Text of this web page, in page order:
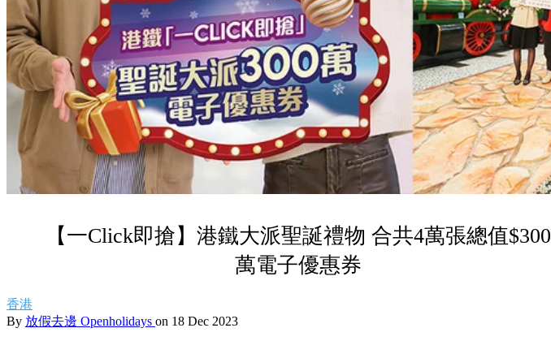
【一Click即搶】港鐵大派聖誕禮物 合共4萬張總值$300
萬電子優惠券
香港
By 放假去邊 Openholidays on 18 Dec 2023